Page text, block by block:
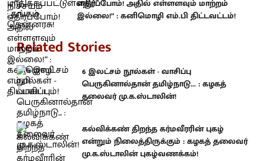
எதிர்ப்போம்! அதில் எள்ளளவும் மாற்றம்
இல்லை!” : கனிமொழி எம்.பி திட்டவட்டம்!
Related Stories
6 இலட்சம் நூல்கள் - வாசிப்பு
பெருகினால்தான் தமிழ்நாடு... : கழகத்
தலைவர் மு.க.ஸ்டாலின்!
கல்விக்கண் திறந்த கர்மவீரரின் புகழ்
என்றும் நிலைத்திருக்கும் : கழகத் தலைவர்
மு.க.ஸ்டாலின் புகழ்வணக்கம்!